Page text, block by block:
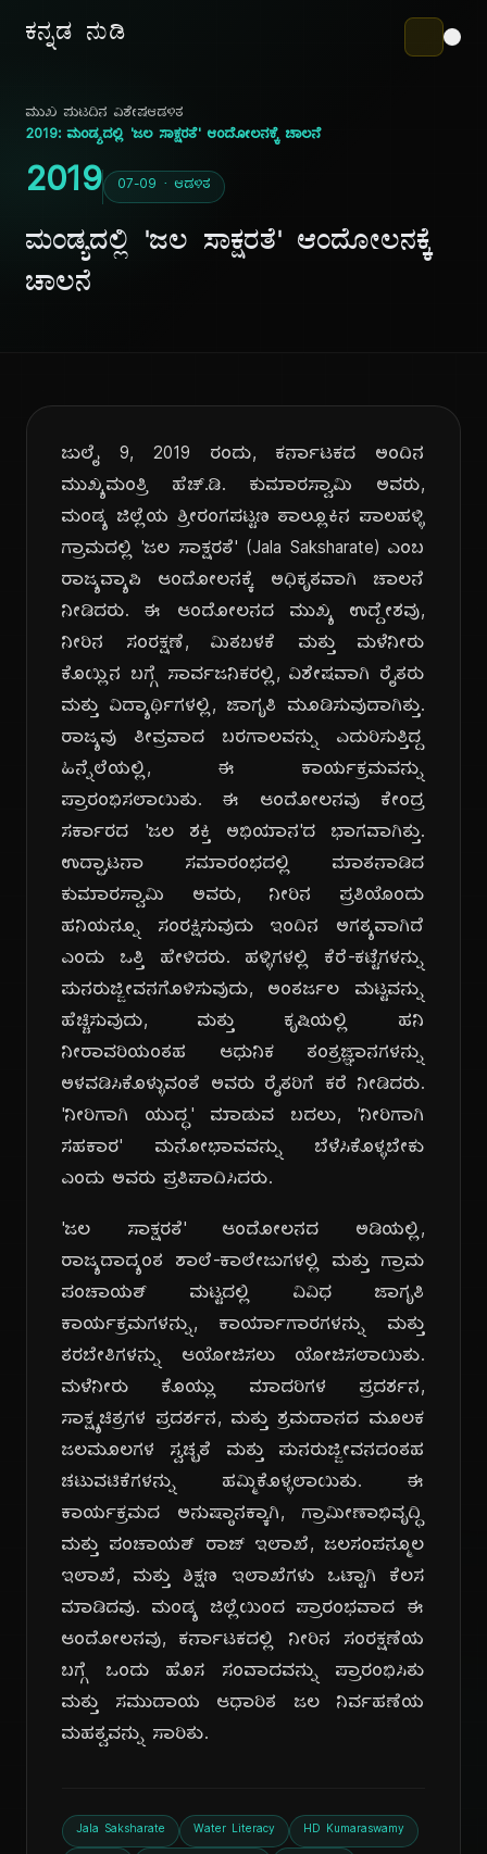
ಕನ್ನಡ ನುಡಿ
ಮುಖ ಪುಟದಿನ ವಿಶೇಷಆಡಳಿತ
2019: ಮಂಡ್ಯದಲ್ಲಿ 'ಜಲ ಸಾಕ್ಷರತೆ' ಆಂದೋಲನಕ್ಕೆ ಚಾಲನೆ
2019 07-09 · ಆಡಳಿತ
ಮಂಡ್ಯದಲ್ಲಿ 'ಜಲ ಸಾಕ್ಷರತೆ' ಆಂದೋಲನಕ್ಕೆ
ಚಾಲನೆ
ಜುಲೈ 9, 2019 ರಂದು, ಕರ್ನಾಟಕದ ಅಂದಿನ
ಮುಖ್ಯಮಂತ್ರಿ ಹೆಚ್.ಡಿ. ಕುಮಾರಸ್ವಾಮಿ ಅವರು,
ಮಂಡ್ಯ ಜಿಲ್ಲೆಯ ಶ್ರೀರಂಗಪಟ್ಟಣ ತಾಲ್ಲೂಕಿನ ಪಾಲಹಳ್ಳಿ
ಗ್ರಾಮದಲ್ಲಿ 'ಜಲ ಸಾಕ್ಷರತೆ' (Jala Saksharate) ಎಂಬ
ರಾಜ್ಯವ್ಯಾಪಿ ಆಂದೋಲನಕ್ಕೆ ಅಧಿಕೃತವಾಗಿ ಚಾಲನೆ
ನೀಡಿದರು. ಈ ಆಂದೋಲನದ ಮುಖ್ಯ ಉದ್ದೇಶವು,
ನೀರಿನ ಸಂರಕ್ಷಣೆ, ಮಿತಬಳಕೆ ಮತ್ತು ಮಳೆನೀರು
ಕೊಯ್ಲಿನ ಬಗ್ಗೆ ಸಾರ್ವಜನಿಕರಲ್ಲಿ, ವಿಶೇಷವಾಗಿ ರೈತರು
ಮತ್ತು ವಿದ್ಯಾರ್ಥಿಗಳಲ್ಲಿ, ಜಾಗೃತಿ ಮೂಡಿಸುವುದಾಗಿತ್ತು.
ರಾಜ್ಯವು ತೀವ್ರವಾದ ಬರಗಾಲವನ್ನು ಎದುರಿಸುತ್ತಿದ್ದ
ಹಿನ್ನೆಲೆಯಲ್ಲಿ, ಈ ಕಾರ್ಯಕ್ರಮವನ್ನು
ಪ್ರಾರಂಭಿಸಲಾಯಿತು. ಈ ಆಂದೋಲನವು ಕೇಂದ್ರ
ಸರ್ಕಾರದ 'ಜಲ ಶಕ್ತಿ ಅಭಿಯಾನ'ದ ಭಾಗವಾಗಿತ್ತು.
ಉದ್ಘಾಟನಾ ಸಮಾರಂಭದಲ್ಲಿ ಮಾತನಾಡಿದ
ಕುಮಾರಸ್ವಾಮಿ ಅವರು, ನೀರಿನ ಪ್ರತಿಯೊಂದು
ಹನಿಯನ್ನೂ ಸಂರಕ್ಷಿಸುವುದು ಇಂದಿನ ಅಗತ್ಯವಾಗಿದೆ
ಎಂದು ಒತ್ತಿ ಹೇಳಿದರು. ಹಳ್ಳಿಗಳಲ್ಲಿ ಕೆರೆ-ಕಟ್ಟೆಗಳನ್ನು
ಪುನರುಜ್ಜೀವನಗೊಳಿಸುವುದು, ಅಂತರ್ಜಲ ಮಟ್ಟವನ್ನು
ಹೆಚ್ಚಿಸುವುದು, ಮತ್ತು ಕೃಷಿಯಲ್ಲಿ ಹನಿ
ನೀರಾವರಿಯಂತಹ ಆಧುನಿಕ ತಂತ್ರಜ್ಞಾನಗಳನ್ನು
ಅಳವಡಿಸಿಕೊಳ್ಳುವಂತೆ ಅವರು ರೈತರಿಗೆ ಕರೆ ನೀಡಿದರು.
'ನೀರಿಗಾಗಿ ಯುದ್ಧ' ಮಾಡುವ ಬದಲು, 'ನೀರಿಗಾಗಿ
ಸಹಕಾರ' ಮನೋಭಾವವನ್ನು ಬೆಳೆಸಿಕೊಳ್ಳಬೇಕು
ಎಂದು ಅವರು ಪ್ರತಿಪಾದಿಸಿದರು.
'ಜಲ ಸಾಕ್ಷರತೆ' ಆಂದೋಲನದ ಅಡಿಯಲ್ಲಿ,
ರಾಜ್ಯದಾದ್ಯಂತ ಶಾಲೆ-ಕಾಲೇಜುಗಳಲ್ಲಿ ಮತ್ತು ಗ್ರಾಮ
ಪಂಚಾಯತ್ ಮಟ್ಟದಲ್ಲಿ ವಿವಿಧ ಜಾಗೃತಿ
ಕಾರ್ಯಕ್ರಮಗಳನ್ನು, ಕಾರ್ಯಾಗಾರಗಳನ್ನು ಮತ್ತು
ತರಬೇತಿಗಳನ್ನು ಆಯೋಜಿಸಲು ಯೋಜಿಸಲಾಯಿತು.
ಮಳೆನೀರು ಕೊಯ್ಲು ಮಾದರಿಗಳ ಪ್ರದರ್ಶನ,
ಸಾಕ್ಷ್ಯಚಿತ್ರಗಳ ಪ್ರದರ್ಶನ, ಮತ್ತು ಶ್ರಮದಾನದ ಮೂಲಕ
ಜಲಮೂಲಗಳ ಸ್ವಚ್ಛತೆ ಮತ್ತು ಪುನರುಜ್ಜೀವನದಂತಹ
ಚಟುವಟಿಕೆಗಳನ್ನು ಹಮ್ಮಿಕೊಳ್ಳಲಾಯಿತು. ಈ
ಕಾರ್ಯಕ್ರಮದ ಅನುಷ್ಠಾನಕ್ಕಾಗಿ, ಗ್ರಾಮೀಣಾಭಿವೃದ್ಧಿ
ಮತ್ತು ಪಂಚಾಯತ್ ರಾಜ್ ಇಲಾಖೆ, ಜಲಸಂಪನ್ಮೂಲ
ಇಲಾಖೆ, ಮತ್ತು ಶಿಕ್ಷಣ ಇಲಾಖೆಗಳು ಒಟ್ಟಾಗಿ ಕೆಲಸ
ಮಾಡಿದವು. ಮಂಡ್ಯ ಜಿಲ್ಲೆಯಿಂದ ಪ್ರಾರಂಭವಾದ ಈ
ಆಂದೋಲನವು, ಕರ್ನಾಟಕದಲ್ಲಿ ನೀರಿನ ಸಂರಕ್ಷಣೆಯ
ಬಗ್ಗೆ ಒಂದು ಹೊಸ ಸಂವಾದವನ್ನು ಪ್ರಾರಂಭಿಸಿತು
ಮತ್ತು ಸಮುದಾಯ ಆಧಾರಿತ ಜಲ ನಿರ್ವಹಣೆಯ
ಮಹತ್ವವನ್ನು ಸಾರಿತು.
Jala Saksharate Water Literacy HD Kumaraswamy